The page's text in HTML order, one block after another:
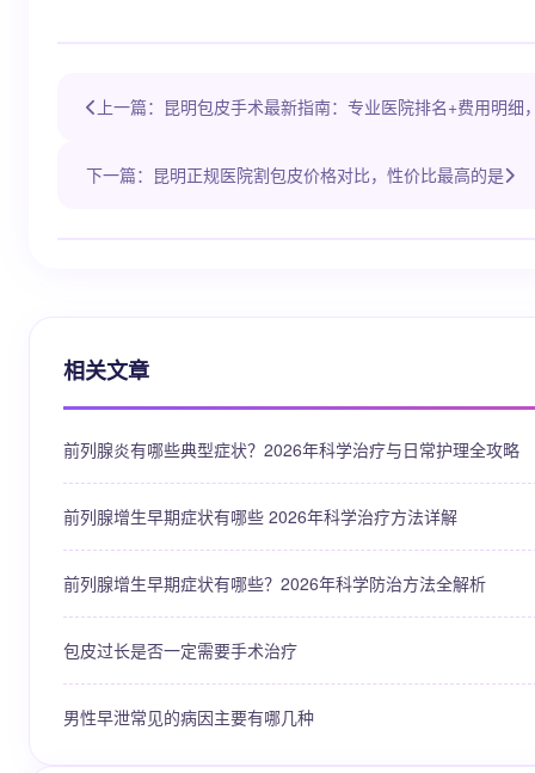
上一篇：昆明包皮手术最新指南：专业医院排名+费用明细
下一篇：昆明正规医院割包皮价格对比，性价比最高的是
相关文章
前列腺炎有哪些典型症状？2026年科学治疗与日常护理全攻略
前列腺增生早期症状有哪些 2026年科学治疗方法详解
前列腺增生早期症状有哪些？2026年科学防治方法全解析
包皮过长是否一定需要手术治疗
男性早泄常见的病因主要有哪几种